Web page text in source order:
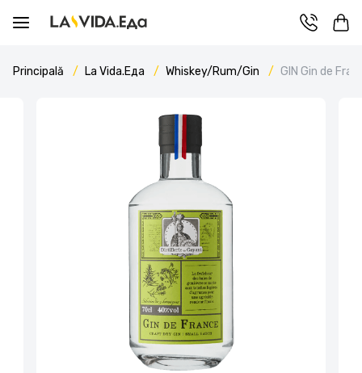
Principală La Vida.Еда Whiskey/Rum/Gin GIN Gin de